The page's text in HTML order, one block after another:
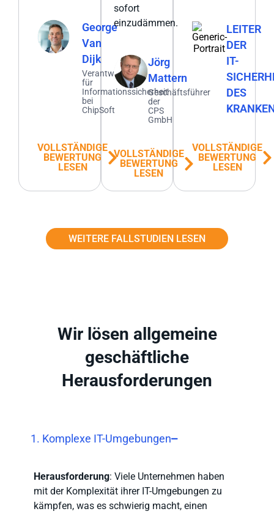
George
Van
Dijk
Verantwortlicher
für
Informationssicherheit
bei
ChipSoft
VOLLSTÄNDIGE
BEWERTUNG
LESEN
sofort
einzudämmen.
Jörg
Mattern
Geschäftsführer
der
CPS
GmbH
VOLLSTÄNDIGE
BEWERTUNG
LESEN
LEITER
DER
IT-
DES
VOLLSTÄNDIGE
BEWERTUNG
LESEN
WEITERE FALLSTUDIEN LESEN
Wir lösen allgemeine
geschäftliche
Herausforderungen
1. Komplexe IT-Umgebungen
Herausforderung: Viele Unternehmen haben
mit der Komplexität ihrer IT-Umgebungen zu
kämpfen, was es schwierig macht, einen